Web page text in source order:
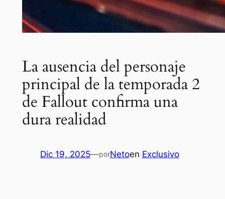
La ausencia del personaje
principal de la temporada 2
de Fallout confirma una
dura realidad
Dic 19, 2025—porNetoen Exclusivo